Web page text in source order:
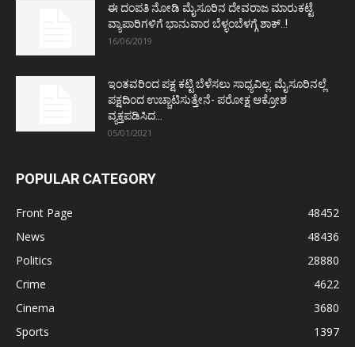
ಈ ದಂಪತಿ ನೋಡಿ ಮೈಸೂರಿನ ದೇವರಾಜ ಮಾರುಕಟ್ಟೆ
ವ್ಯಾಪಾರಿಗಳಿಗೆ ಭಾನುವಾರ ಬೆಳ್ಳಂಬೆಳಗ್ಗೆ ಶಾಕ್..!
16/06/2019
ಇಂತವರಿಂದ ಪಕ್ಷ ಕಟ್ಟಿ ಬೆಳೆಸಲು ಸಾಧ್ಯವಿಲ್ಲ: ಮೈಸೂರಿನಲ್ಲೆ
ಪಕ್ಷದಿಂದ ಉಚ್ಚಾಟಿಸುತ್ತೇನೆ- ಪರೋಕ್ಷ ಆಕ್ರೋಶ
ವ್ಯಕ್ತಪಡಿಸಿದ...
05/01/2021
POPULAR CATEGORY
Front Page
48452
News
48436
Politics
28880
Crime
4622
Cinema
3680
Sports
1397